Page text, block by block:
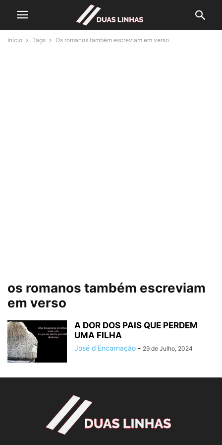
Início Tags Os romanos também escreviam em verso
os romanos também escreviam
em verso
A DOR DOS PAIS QUE PERDEM
UMA FILHA
José d'Encarnação - 29 de Julho, 2024